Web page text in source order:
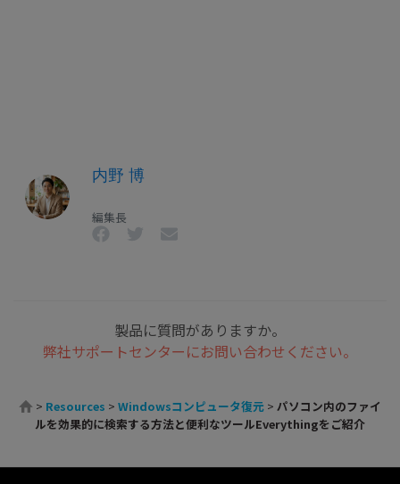
内野 博
編集長
製品に質問がありますか。
弊社サポートセンターにお問い合わせください。
> Resources > Windowsコンピュータ復元 > パソコン内のファイ
ルを効果的に検索する方法と便利なツールEverythingをご紹介